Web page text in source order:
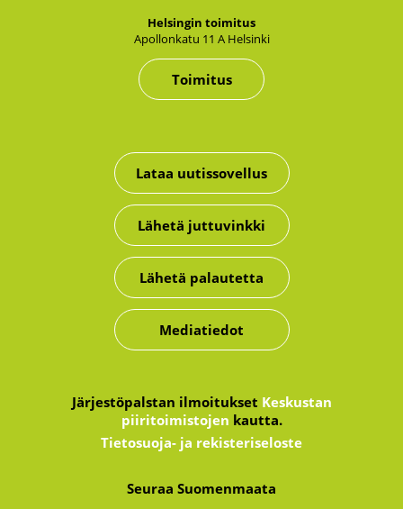
Hel­sin­gin toi­mi­tus
Apol­lon­ka­tu 11 A Hel­sin­ki
Toimitus
Lataa uutissovellus
Lähetä juttuvinkki
Lähetä palautetta
Mediatiedot
Järjestöpalstan ilmoitukset Keskustan
piiritoimistojen kautta.
Tietosuoja- ja rekisteriseloste
Seuraa Suomenmaata